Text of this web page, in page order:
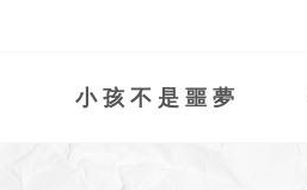
小孩不是噩夢